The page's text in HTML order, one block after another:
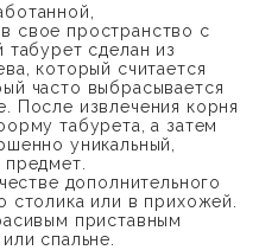
свое пространство с
сделан из
который считается
часто выбрасывается
После извлечения корня
табурета, а затем
уникальный,
дополнительного
столика или в прихожей.
приставным
спальне.